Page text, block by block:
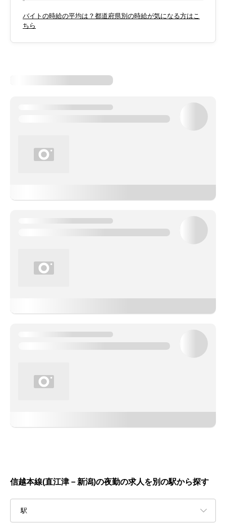
バイトの時給の平均は？都道府県別の時給が気になる方はこ
ちら
信越本線(直江津－新潟)の夜勤の求人を別の駅から探す
駅